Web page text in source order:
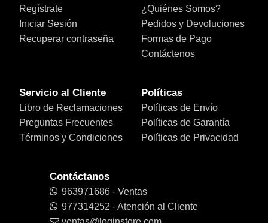
Regístrate
Iniciar Sesión
Recuperar contraseña
¿Quiénes Somos?
Pedidos y Devoluciones
Formas de Pago
Contáctenos
Servicio al Cliente
Libro de Reclamaciones
Preguntas Frecuentes
Términos y Condiciones
Políticas
Políticas de Envío
Políticas de Garantía
Políticas de Privacidad
Contáctanos
963971686 - Ventas
977314252 - Atención al Cliente